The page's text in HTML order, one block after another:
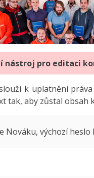
nástroj pro editaci
k uplatnění
tak, aby zůstal obsah
Nováku, výchozí heslo